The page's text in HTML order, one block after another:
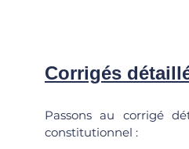
Corrigés
Passons au corrigé
constitutionnel :